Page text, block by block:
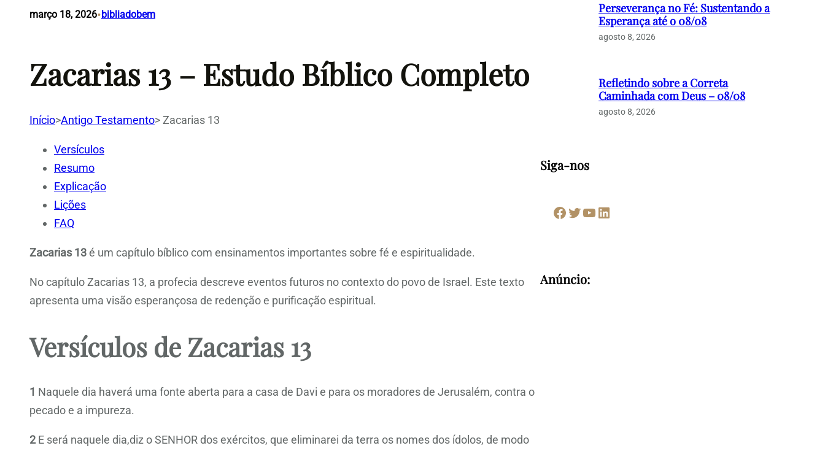
março 18, 2026• bibliadobem
Zacarias 13 – Estudo Bíblico Completo
Início>Antigo Testamento> Zacarias 13
Versículos
Resumo
Explicação
Lições
FAQ
Zacarias 13é um capítulo bíblico com ensinamentos importantes sobre fé e espiritualidade.
No capítulo Zacarias 13, a profecia descreve eventos futuros no contexto do povo de Israel. Este texto
apresenta uma visão esperançosa de redenção e purificação espiritual.
Versículos de Zacarias 13
1 Naquele dia haverá uma fonte aberta para a casa de Davi e para os moradores de Jerusalém, contra o
pecado e a impureza.
2E será naquele dia,diz o SENHOR dos exércitos, que eliminarei da terra os nomes dos ídolos, de modo
Perseverança no Fé: Sustentando a
Esperança até o 08/08
agosto 8, 2026
Refletindo sobre a Correta
Caminhada com Deus – 08/08
agosto 8, 2026
Siga-nos
Facebook Twitter Youtube LinkedIn
Anúncio: